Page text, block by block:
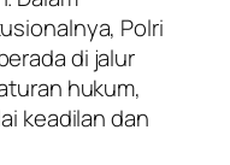
Polri
di jalur
hukum,
keadilan dan